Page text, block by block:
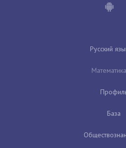
Русский
Математика
База